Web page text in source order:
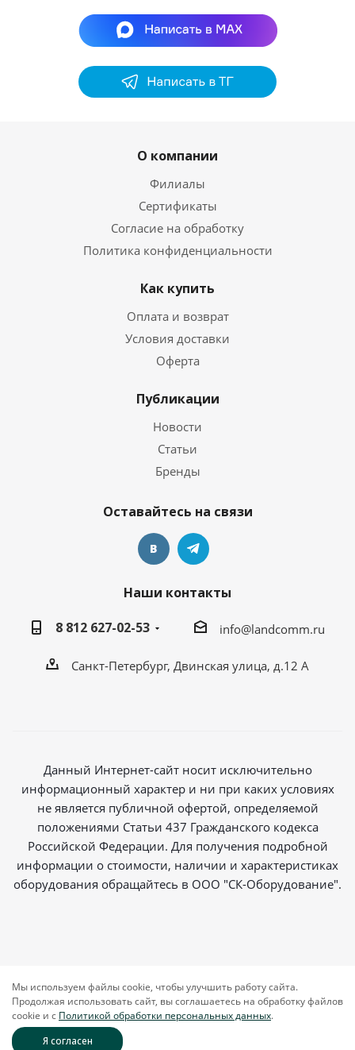
О компании
Филиалы
Сертификаты
Согласие на обработку
Политика конфиденциальности
Как купить
Оплата и возврат
Условия доставки
Оферта
Публикации
Новости
Статьи
Бренды
Оставайтесь на связи
Наши контакты
8 812 627-02-53
info@landcomm.ru
Санкт-Петербург, Двинская улица, д.12 А
Данный Интернет-сайт носит исключительно
информационный характер и ни при каких условиях
не является публичной офертой, определяемой
положениями Статьи 437 Гражданского кодекса
Российской Федерации. Для получения подробной
информации о стоимости, наличии и характеристиках
оборудования обращайтесь в ООО "СК-Оборудование".
Мы используем файлы cookie, чтобы улучшить работу сайта.
Продолжая использовать сайт, вы соглашаетесь на обработку файлов
cookie и c Политикой обработки персональных данных.
Я согласен